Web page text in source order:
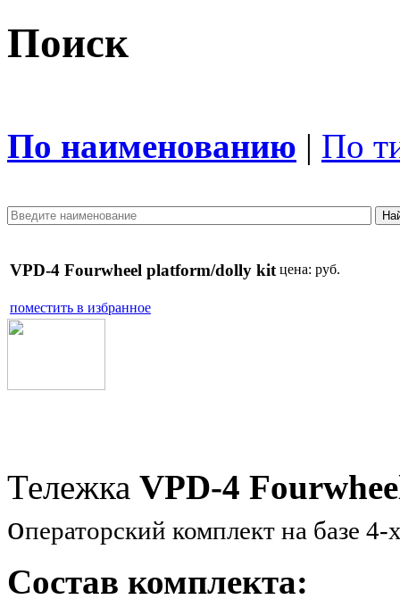
Поиск
По наименованию | По
VPD-4 Fourwheel platform/dolly kit цена: руб.
поместить в избранное
Тележка VPD-4
операторский комплект на базе
Состав комплекта: